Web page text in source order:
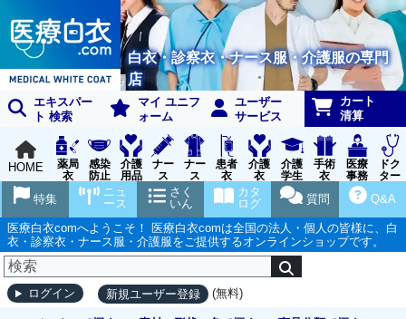
白衣・診察衣・ナース服・介護服の専門
店
エキスパー
ト 検索
マイ ユニフ
ォーム
ユーザー
サービス
カート
清算
HOME
薬局
衣
感染
防止
用品
介護
用品
ナー
ス
グッ
ズ
ナー
ス
ウェ
ア
患者
衣
介護
衣
介護
学生
実習
衣
手術
衣
医療
事務
受付
ドク
ター
ア
Q&A
質問
カタ
ログ
さく
いん
ニュ
ース
特集
医療白衣comへようこそ！ 医療白衣comは全国の法人・個人の皆様に、白
衣・診察衣・ナース服・介護服をご提供するオンラインショップです。
ログイン 新規ユーザー登録 (無料)